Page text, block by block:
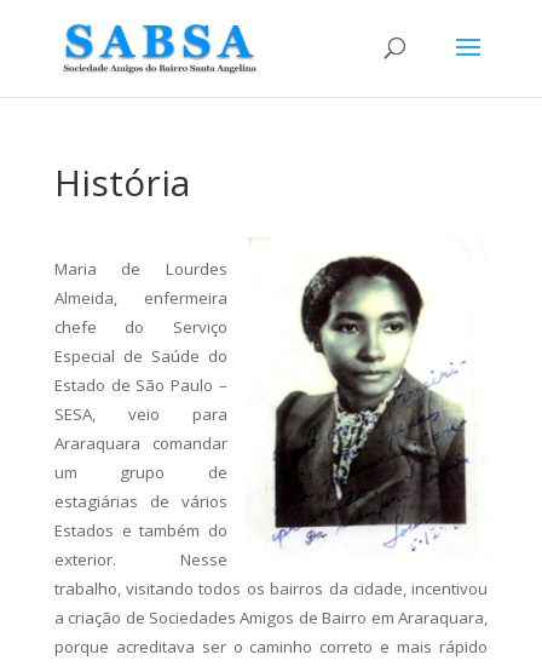
História
Maria de Lourdes
Almeida, enfermeira
chefe do Serviço
Especial de Saúde do
Estado de São Paulo –
SESA, veio para
Araraquara comandar
um grupo de
estagiárias de vários
Estados e também do
exterior. Nesse
trabalho, visitando todos os bairros da cidade, incentivou
a criação de Sociedades Amigos de Bairro em Araraquara,
porque acreditava ser o caminho correto e mais rápido